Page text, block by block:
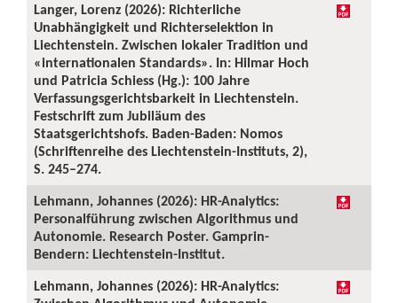
Langer, Lorenz (2026): Richterliche
Unabhängigkeit und Richterselektion in
Liechtenstein. Zwischen lokaler Tradition und
«internationalen Standards». In: Hilmar Hoch
und Patricia Schiess (Hg.): 100 Jahre
Verfassungsgerichtsbarkeit in Liechtenstein.
Festschrift zum Jubiläum des
Staatsgerichtshofs. Baden-Baden: Nomos
(Schriftenreihe des Liechtenstein-Instituts, 2),
S. 245–274.
Lehmann, Johannes (2026): HR-Analytics:
Personalführung zwischen Algorithmus und
Autonomie. Research Poster. Gamprin-
Bendern: Liechtenstein-Institut.
Lehmann, Johannes (2026): HR-Analytics: